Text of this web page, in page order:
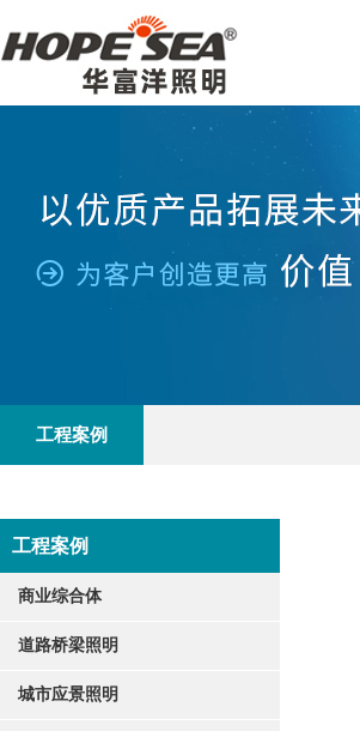
工程案例
工程案例
商业综合体
道路桥梁照明
城市应景照明